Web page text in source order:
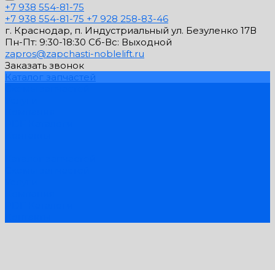
+7 938 554-81-75
+7 938 554-81-75 +7 928 258-83-46
г. Краснодар, п. Индустриальный ул. Безуленко 17В
Пн-Пт: 9:30-18:30 Cб-Вс: Выходной
zapros@zapchasti-noblelift.ru
Заказать звонок
Каталог запчастей